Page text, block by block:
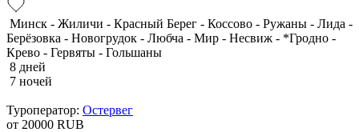
Минск - Жиличи - Красный Берег - Коссово - Ружаны - Лида -
Берёзовка - Новогрудок - Любча - Мир - Несвиж - *Гродно -
Крево - Гервяты - Гольшаны
8 дней
7 ночей
Туроператор: Остервег
от 20000 RUB